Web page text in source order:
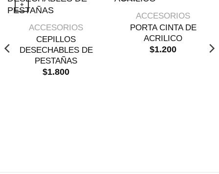
+
Este producto tiene múltiples variantes.
VISTA RÁPIDA
ACCESORIOS
CEPILLOS
DESECHABLES DE
PESTAÑAS
$1.800
VISTA RÁPIDA
ACCESORIOS
PORTA CINTA DE
ACRILICO
$1.200
tiene múltiples variantes. Las opciones se pueden